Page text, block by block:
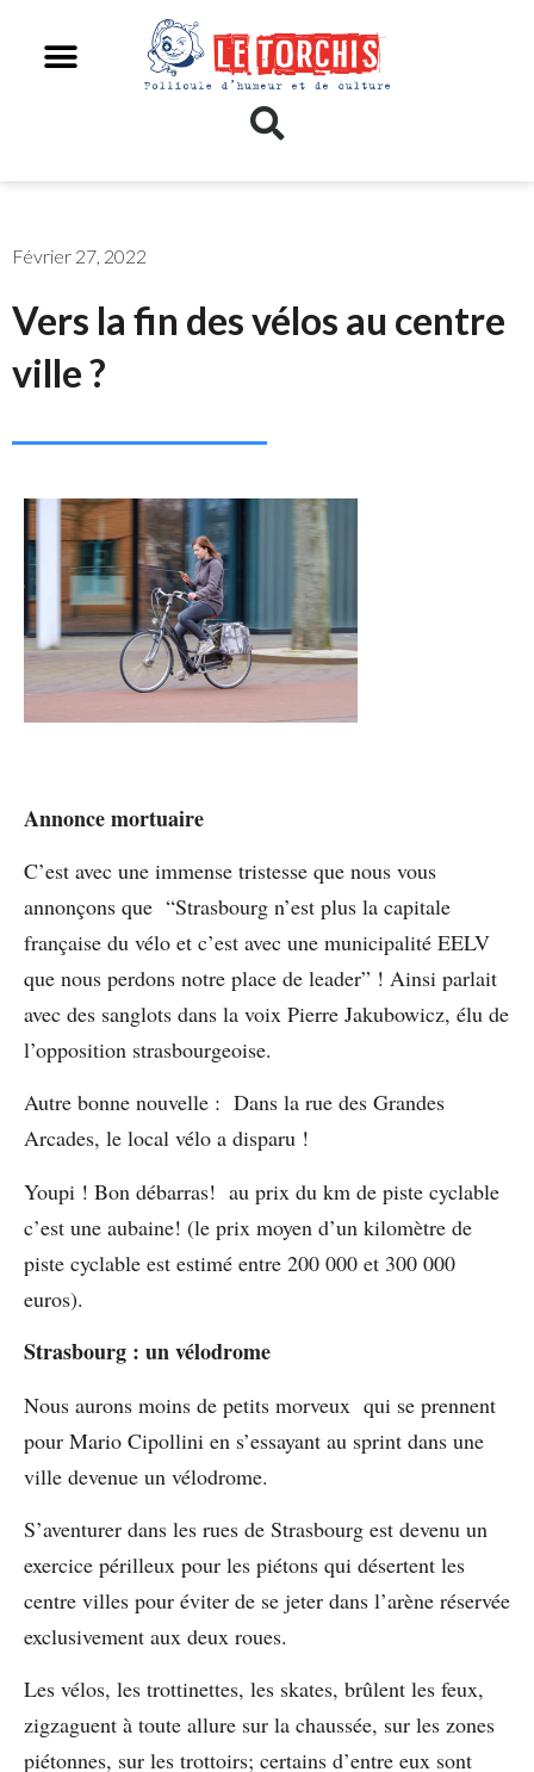
Février 27, 2022
Vers la fin des vélos au centre
ville ?
Annonce mortuaire
C’est avec une immense tristesse que nous vous
annonçons que “Strasbourg n’est plus la capitale
française du vélo et c’est avec une municipalité EELV
que nous perdons notre place de leader” ! Ainsi parlait
avec des sanglots dans la voix Pierre Jakubowicz, élu de
l’opposition strasbourgeoise.
Autre bonne nouvelle : Dans la rue des Grandes
Arcades, le local vélo a disparu !
Youpi ! Bon débarras! au prix du km de piste cyclable
c’est une aubaine! (le prix moyen d’un kilomètre de
piste cyclable est estimé entre 200 000 et 300 000
euros).
Strasbourg : un vélodrome
Nous aurons moins de petits morveux qui se prennent
pour Mario Cipollini en s’essayant au sprint dans une
ville devenue un vélodrome.
S’aventurer dans les rues de Strasbourg est devenu un
exercice périlleux pour les piétons qui désertent les
centre villes pour éviter de se jeter dans l’arène réservée
exclusivement aux deux roues.
Les vélos, les trottinettes, les skates, brûlent les feux,
zigzaguent à toute allure sur la chaussée, sur les zones
piétonnes, sur les trottoirs; certains d’entre eux sont